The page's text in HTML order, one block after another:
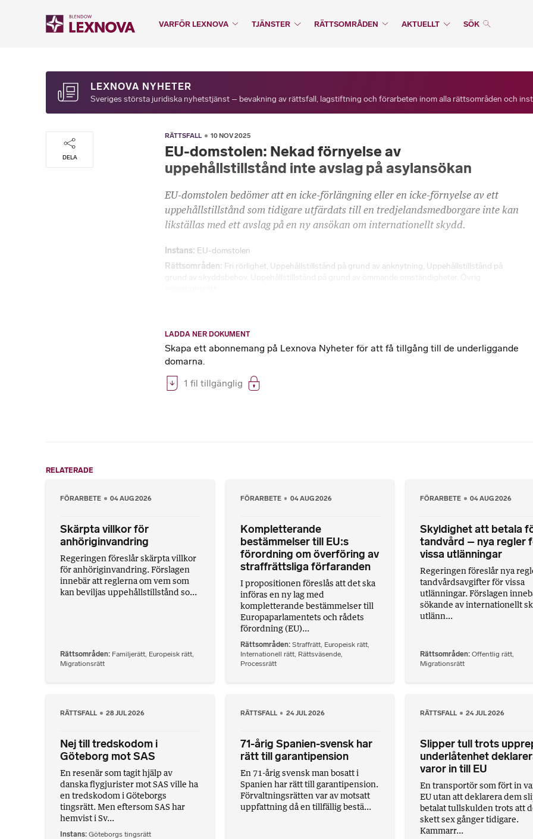
VARFÖR LEXNOVA TJÄNSTER RÄTTSOMRÅDEN AKTUELLT SÖK
LEXNOVA NYHETER
Sveriges största juridiska nyhetstjänst – bevakning av rättsfall, lagstiftning och förarbeten inom alla rättsområden och
DELA
RÄTTSFALL 10 NOV 2025
EU-domstolen: Nekad förnyelse av
uppehållstillstånd inte avslag på asylansökan
EU-domstolen bedömer att en icke-förlängning eller en icke-förnyelse av ett
uppehållstillstånd som tidigare utfärdats till en tredjelandsmedborgare inte kan
likställas med ett avslag på en ny ansökan om internationellt skydd.
Instans EU-domstolen
Rättsområden Fri rörlighet, Uppehållstillstånd på grund av anknytning, Uppehållstillstånd på
LADDA NER DOKUMENT
Skapa ett abonnemang på Lexnova Nyheter för att få tillgång till de underliggande
domarna.
1 fil tillgänglig
RELATERADE
FÖRARBETE 04 AUG 2026
Skärpta villkor för
anhöriginvandring
Regeringen föreslår skärpta villkor
för anhöriginvandring. Förslagen
innebär att reglerna om vem som
kan beviljas uppehållstillstånd so...
Rättsområden Familjerätt Europeisk rätt
Migrationsrätt
FÖRARBETE 04 AUG 2026
Kompletterande
bestämmelser till EU:s
förordning om överföring av
straffrättsliga förfaranden
I propositionen föreslås att det ska
införas en ny lag med
kompletterande bestämmelser till
Europaparlamentets och rådets
förordning (EU)...
Rättsområden Straffrätt, Europeisk rätt,
Internationell rätt, Rättsväsende,
Processrätt
FÖRARBETE 04 AUG 2026
Skyldighet att betala
tandvård – nya regler
vissa utlänningar
Regeringen föreslår nya
tandvårdsavgifter för vissa
utlänningar. Förslagen
sökande av internationellt
utlänn...
Rättsområden Offentlig rätt
Migrationsrätt
RÄTTSFALL 28 JUL 2026
Nej till tredskodom i
Göteborg mot SAS
En resenär som tagit hjälp av
danska flygjurister mot SAS ville ha
en tredskodom i Göteborgs
tingsrätt. Men eftersom SAS har
hemvist i Sv...
Instans Göteborgs tingsrätt
RÄTTSFALL 24 JUL 2026
71-årig Spanien-svensk har
rätt till garantipension
En 71-årig svensk man bosatt i
Spanien har rätt till garantipension.
Förvaltningsrätten var av motsatt
uppfattning då en tillfällig bestä...
RÄTTSFALL 24 JUL 2026
Slipper tull trots
underlåtenhet
varor in till EU
En transportör som fört in
EU utan att deklarera dem
betalat tullskulden trots att
skett sex gånger tidigare.
Kammarr...